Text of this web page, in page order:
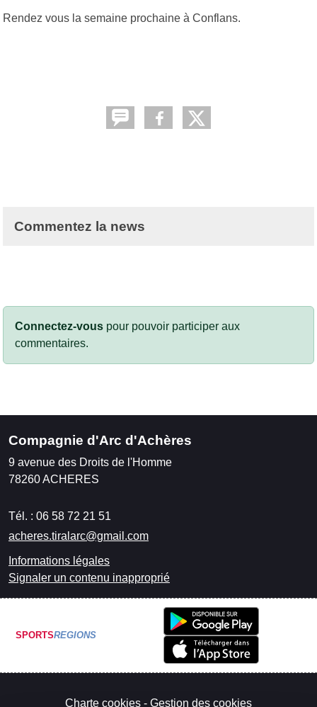
Rendez vous la semaine prochaine à Conflans.
Commentez la news
Connectez-vous pour pouvoir participer aux
commentaires.
Compagnie d'Arc d'Achères
9 avenue des Droits de l'Homme
78260ACHERES
Tél. : 06 58 72 21 51
acheres.tiralarc@gmail.com
Informations légales
Signaler un contenu inapproprié
SPORTSREGIONS
Charte cookies Gestion des cookies